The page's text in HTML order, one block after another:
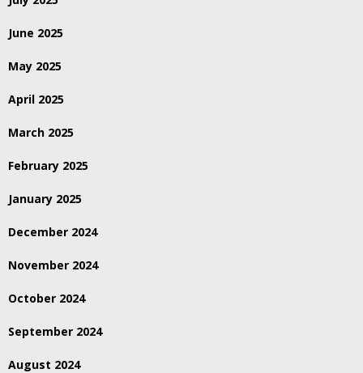
June 2025
May 2025
April 2025
March 2025
February 2025
January 2025
December 2024
November 2024
October 2024
September 2024
August 2024